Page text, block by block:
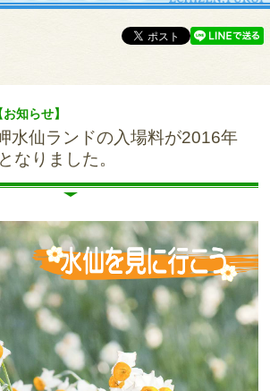
知らせ】
水仙ランドの入場料が2016年
なりました。